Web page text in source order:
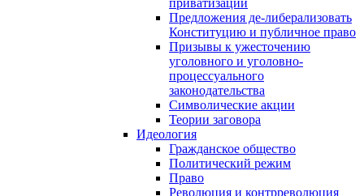
приватизации
Предложения де-либерализовать
Конституцию и публичное право
Призывы к ужесточению
уголовного и уголовно-
процессуального
законодательства
Символические акции
Теории заговора
Идеология
Гражданское общество
Политический режим
Право
Революция и контрреволюция